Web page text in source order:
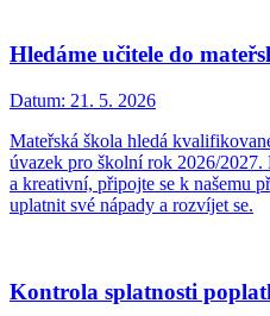
Hledáme učitele do
Datum: 21. 5. 2026
Mateřská škola hledá
úvazek pro školní rok 2026/
a kreativní, připojte se k našemu
uplatnit své nápady a rozvíjet se.
Kontrola splatnosti